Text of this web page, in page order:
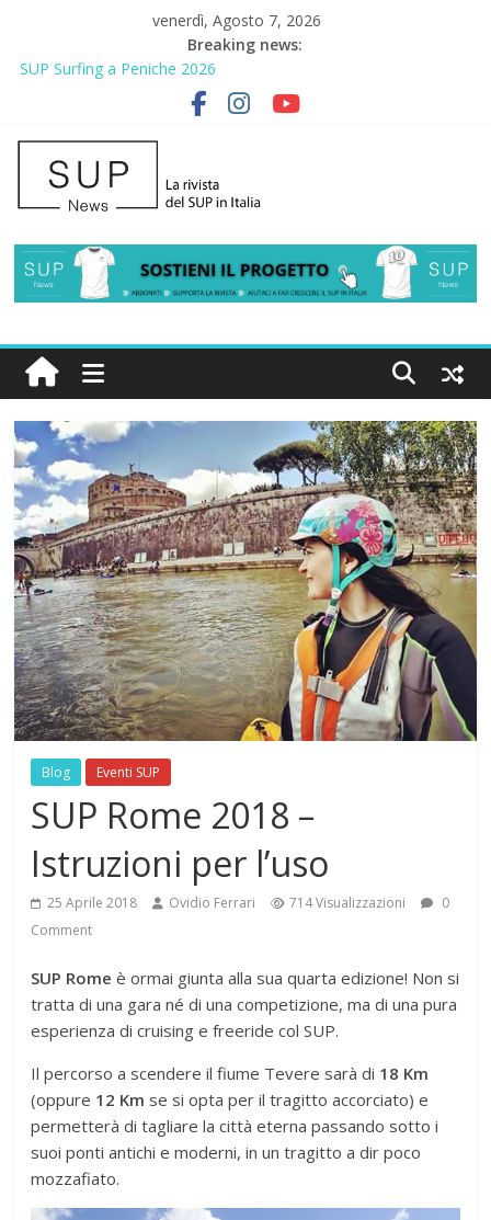
venerdì, Agosto 7, 2026
Breaking news:
SUP Surfing a Peniche 2026
AirSUP a Gallico: prima storica gara per Reggio Calabria
Gallico Paddle Fest 2026: sul lungomare di Gallico torna la festa
del SUP
Porto Selvaggio, a lezione di soccorso con la giornata della
prevenzione
2° Urban Sup Trophy: la regata solidale per lo IOR
Blog Eventi SUP
SUP Rome 2018 –
Istruzioni per l’uso
25 Aprile 2018 Ovidio Ferrari 714 Visualizzazioni
0
Comment
SUP Rome è ormai giunta alla sua quarta edizione! Non si
tratta di una gara né di una competizione, ma di una pura
esperienza di cruising e freeride col SUP.
Il percorso a scendere il fiume Tevere sarà di 18 Km
(oppure 12 Km se si opta per il tragitto accorciato) e
permetterà di tagliare la città eterna passando sotto i
suoi ponti antichi e moderni, in un tragitto a dir poco
mozzafiato.